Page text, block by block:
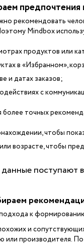
предпочтения
рекомендовать
Mindbox
продуктов или
в «Избранном»,
и датах заказов;
с
более точных
чтобы
возрасте, чтобы
данные поступают
к
и
или производителя.